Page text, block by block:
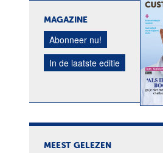
MAGAZINE
Abonneer nu!
In de laatste editie
MEEST GELEZEN